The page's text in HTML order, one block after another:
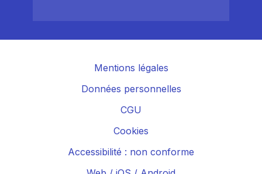
Mentions légales
Données personnelles
CGU
Cookies
Accessibilité : non conforme